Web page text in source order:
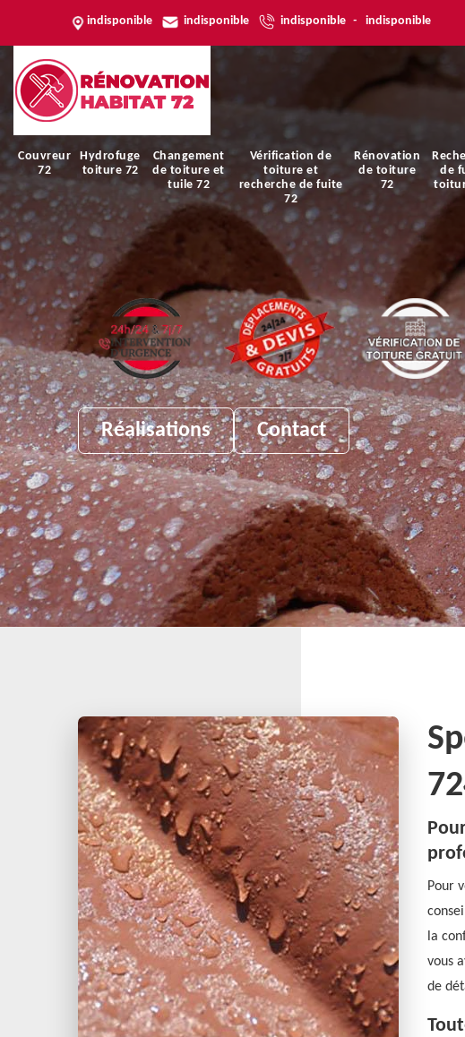
indisponible indisponible indisponible - indisponible
Couvreur
72
Hydrofuge
toiture 72
Changement
de toiture et
tuile 72
Vérification de
toiture et
recherche de fuite
72
Rénovation
de toiture
72
de
Réalisations Contact
Pour
la
vous
de